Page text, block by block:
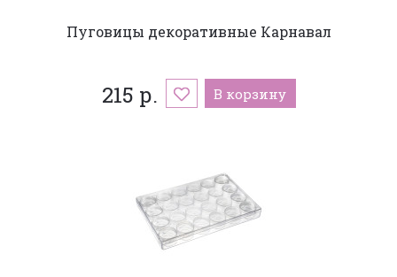
Пуговицы декоративные Карнавал
215 р. В корзину